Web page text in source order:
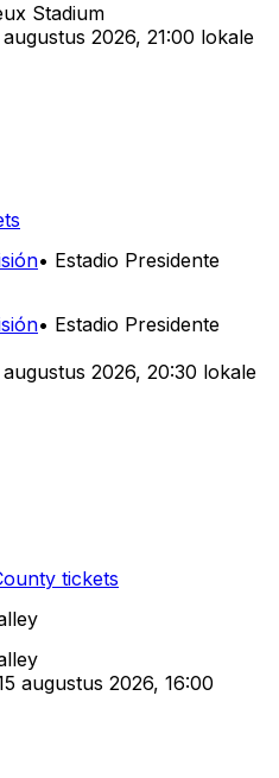
Stadium
2026, 21:00 lokale
• Estadio Presidente
• Estadio Presidente
2026, 20:30 lokale
tickets
augustus 2026, 16:00